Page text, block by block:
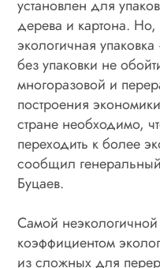
установлен для
дерева и картона.
экологичная
без упаковки не
многоразовой и
построения
стране необходимо,
переходить к более
сообщил
Буцаев.
Самой
коэффициентом
из сложных для